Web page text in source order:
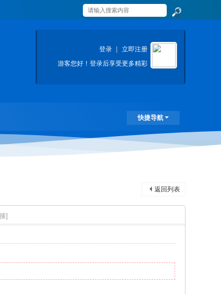
索
登录
立即注册
游客您好！登录后享受更多精彩
快捷导航
返回列表
]